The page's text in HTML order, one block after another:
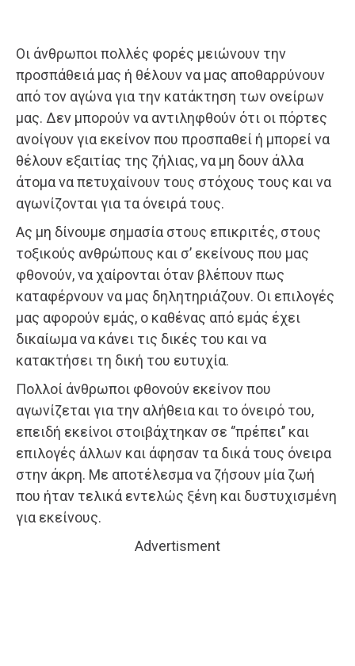
Οι άνθρωποι πολλές φορές μειώνουν την
προσπάθειά μας ή θέλουν να μας αποθαρρύνουν
από τον αγώνα για την κατάκτηση των ονείρων
μας. Δεν μπορούν να αντιληφθούν ότι οι πόρτες
ανοίγουν για εκείνον που προσπαθεί ή μπορεί να
θέλουν εξαιτίας της ζήλιας, να μη δουν άλλα
άτομα να πετυχαίνουν τους στόχους τους και να
αγωνίζονται για τα όνειρά τους.
Ας μη δίνουμε σημασία στους επικριτές, στους
τοξικούς ανθρώπους και σ’ εκείνους που μας
φθονούν, να χαίρονται όταν βλέπουν πως
καταφέρνουν να μας δηλητηριάζουν. Οι επιλογές
μας αφορούν εμάς, ο καθένας από εμάς έχει
δικαίωμα να κάνει τις δικές του και να
κατακτήσει τη δική του ευτυχία.
Πολλοί άνθρωποι φθονούν εκείνον που
αγωνίζεται για την αλήθεια και το όνειρό του,
επειδή εκείνοι στοιβάχτηκαν σε ‘’πρέπει’’ και
επιλογές άλλων και άφησαν τα δικά τους όνειρα
στην άκρη. Με αποτέλεσμα να ζήσουν μία ζωή
που ήταν τελικά εντελώς ξένη και δυστυχισμένη
για εκείνους.
Advertisment